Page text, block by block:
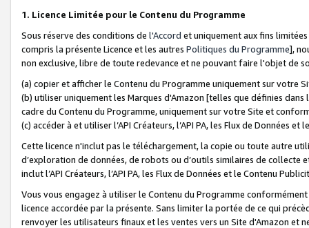
1. Licence Limitée pour le Contenu du Programme
Sous réserve des conditions de l'Accord et uniquement aux fins
compris la présente Licence et les autres Politiques du Programme],
non exclusive, libre de toute redevance et ne pouvant faire l'objet de
(a) copier et afficher le Contenu du Programme uniquement sur votre
(b) utiliser uniquement les Marques d'Amazon [telles que définies dans
cadre du Contenu du Programme, uniquement sur votre Site et
(c) accéder à et utiliser l’API Créateurs, l’API PA, les Flux de Données
Cette licence n'inclut pas le téléchargement, la copie ou toute autre
d’exploration de données, de robots ou d’outils similaires de
inclut l’API Créateurs, l’API PA, les Flux de Données et le Contenu
Vous vous engagez à utiliser le Contenu du Programme
licence accordée par la présente. Sans limiter la portée de ce qui
renvoyer les utilisateurs finaux et les ventes vers un Site d'Amazon et